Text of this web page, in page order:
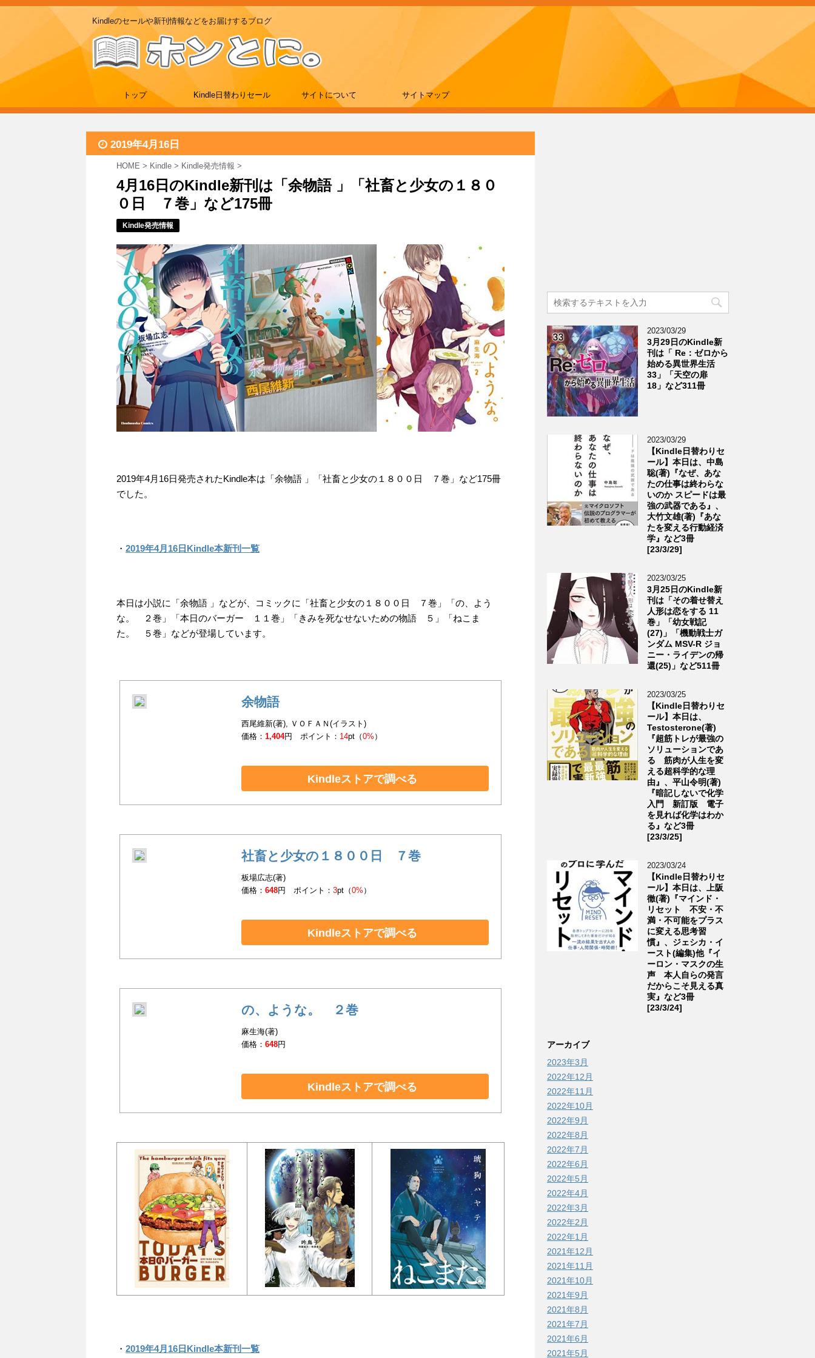
Kindleのセールや新刊情報などをお届けするブログ
トップ Kindle日替わりセール サイトについて サイトマップ
2019年4月16日
HOME > Kindle > Kindle発売情報 >
4月16日のKindle新刊は「余物語 」「社畜と少女の１８０
０日 ７巻」など175冊
Kindle発売情報
2019年4月16日発売されたKindle本は「余物語 」「社畜と少女の１８００日 ７巻」など175冊
でした。
・ 2019年4月16日Kindle本新刊一覧
本日は小説に「余物語 」などが、コミックに「社畜と少女の１８００日 ７巻」「の、よう
な。 ２巻」「本日のバーガー １１巻」「きみを死なせないための物語 ５」「ねこま
た。 ５巻」などが登場しています。
余物語
西尾維新(著), ＶＯＦＡＮ(イラスト)
価格：1,404円 ポイント： 14pt（0% ）
Kindleストアで調べる
社畜と少女の１８００日 ７巻
板場広志(著)
価格：648円 ポイント：3pt（0% ）
Kindleストアで調べる
の、ような。 ２巻
麻生海(著)
価格：648円
Kindleストアで調べる
・ 2019年4月16日Kindle本新刊一覧
2023/03/29
3月29日のKindle新
刊は「 Re：ゼロから
始める異世界生活
33」「天空の扉
18」など311冊
2023/03/29
【Kindle日替わりセ
ール】本日は、中島
聡(著)『なぜ、あな
たの仕事は終わらな
いのか スピードは最
強の武器である』、
大竹文雄(著)『あな
たを変える行動経済
学』など3冊
[23/3/29]
2023/03/25
3月25日のKindle新
刊は「その着せ替え
人形は恋をする 11
巻」「幼女戦記
(27)」「機動戦士ガ
ンダム MSV-R ジョ
ニー・ライデンの帰
還(25)」など511冊
2023/03/25
【Kindle日替わりセ
ール】本日は、
Testosterone(著)
『超筋トレが最強の
ソリューションであ
る 筋肉が人生を変
える超科学的な理
由』、平山令明(著)
『暗記しないで化学
入門 新訂版 電子
を見れば化学はわか
る』など3冊
[23/3/25]
2023/03/24
【Kindle日替わりセ
ール】本日は、上阪
徹(著)『マインド・
リセット 不安・不
満・不可能をプラス
に変える思考習
慣』、ジェシカ・イ
ースト(編集)他『イ
ーロン・マスクの生
声 本人自らの発言
だからこそ見える真
実』など3冊
[23/3/24]
アーカイブ
2023年3月
2022年12月
2022年11月
2022年10月
2022年9月
2022年8月
2022年7月
2022年6月
2022年5月
2022年4月
2022年3月
2022年2月
2022年1月
2021年12月
2021年11月
2021年10月
2021年9月
2021年8月
2021年7月
2021年6月
2021年5月